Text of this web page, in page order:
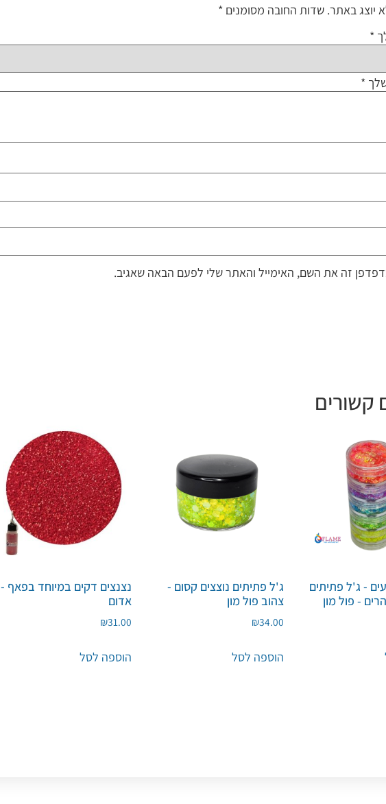
יוצג באתר. שדות החובה מסומנים*
*
*
זה את השם, האימייל והאתר שלי לפעם הבאה שאגיב.
קשורים
5 צבעים - ג'ל פתיתים
- פול מון
ג'ל פתיתים נוצצים קסום -
צהוב פול מון
₪34.00
הוספה לסל
נצנצים דקים במיוחד בפאף -
אדום
₪31.00
הוספה לסל